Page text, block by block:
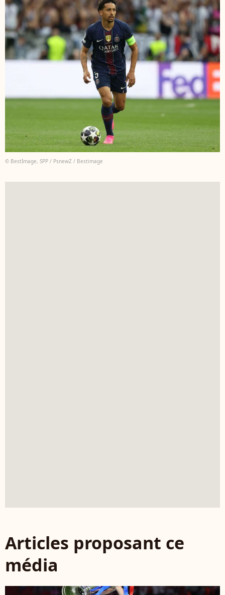
© BestImage, SPP / PsnewZ / Bestimage
Articles proposant ce
média